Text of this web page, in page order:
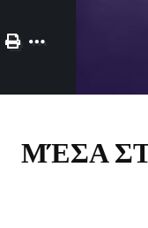
ΜΈΣΑ